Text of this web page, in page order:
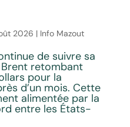
2026 | Info Mazout
de suivre sa
retombant
pour la
d’un mois. Cette
alimentée par la
entre les États-